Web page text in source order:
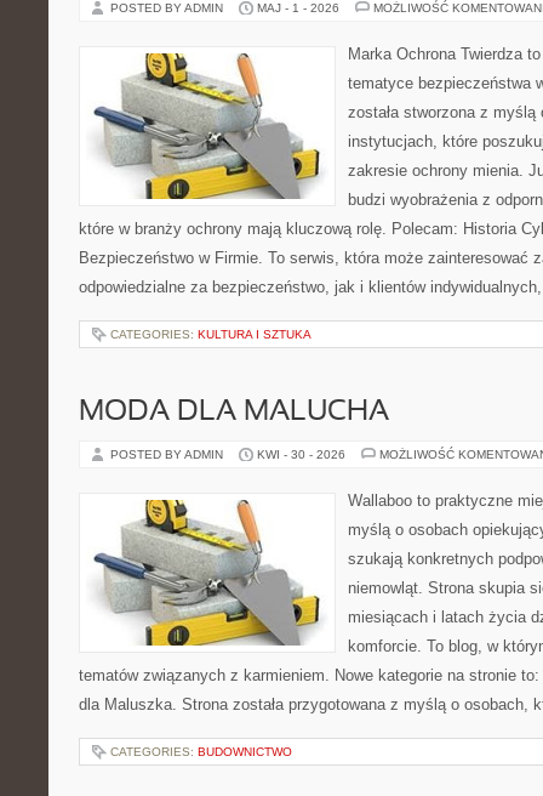
POSTED BY ADMIN MAJ - 1 - 2026 MOŻLIWOŚĆ
Marka Ochrona Twierdza
tematyce bezpieczeństwa
została stworzona z
instytucjach, które
zakresie ochrony mienia.
budzi wyobrażenia z
które w branży ochrony mają kluczową rolę. Polecam: Historia
Bezpieczeństwo w Firmie. To serwis, która może zainteresować
odpowiedzialne za bezpieczeństwo, jak i klientów
CATEGORIES: KULTURA I SZTUKA
MODA DLA MALUCHA
POSTED BY ADMIN KWI - 30 - 2026 MOŻLIWOŚĆ
Wallaboo to praktyczne
myślą o osobach
szukają konkretnych
niemowląt. Strona skupia
miesiącach i latach życia
komforcie. To blog, w
tematów związanych z karmieniem. Nowe kategorie na stronie
dla Maluszka. Strona została przygotowana z myślą o osobach,
CATEGORIES: BUDOWNICTWO